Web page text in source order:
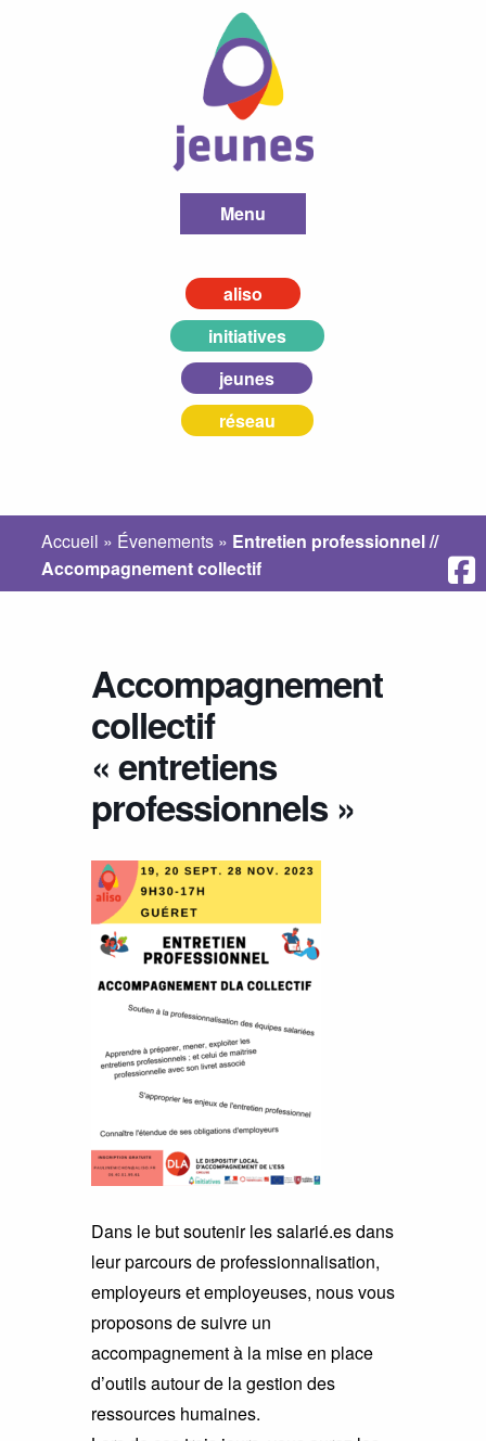
Menu
aliso
initiatives
jeunes
réseau
Accueil » Évenements » Entretien professionnel //
Accompagnement collectif
Accompagnement
collectif
« entretiens
professionnels »
Dans le but soutenir les salarié.es dans
leur parcours de professionnalisation,
employeurs et employeuses, nous vous
proposons de suivre un
accompagnement à la mise en place
d’outils autour de la gestion des
ressources humaines.